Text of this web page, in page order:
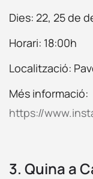
Dies: 22, 25 de
Horari: 18:00h
Localització:
Més informació:
https://
3. Quina a